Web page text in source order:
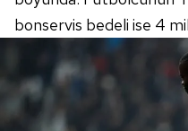
bonservis bedeli ise 4